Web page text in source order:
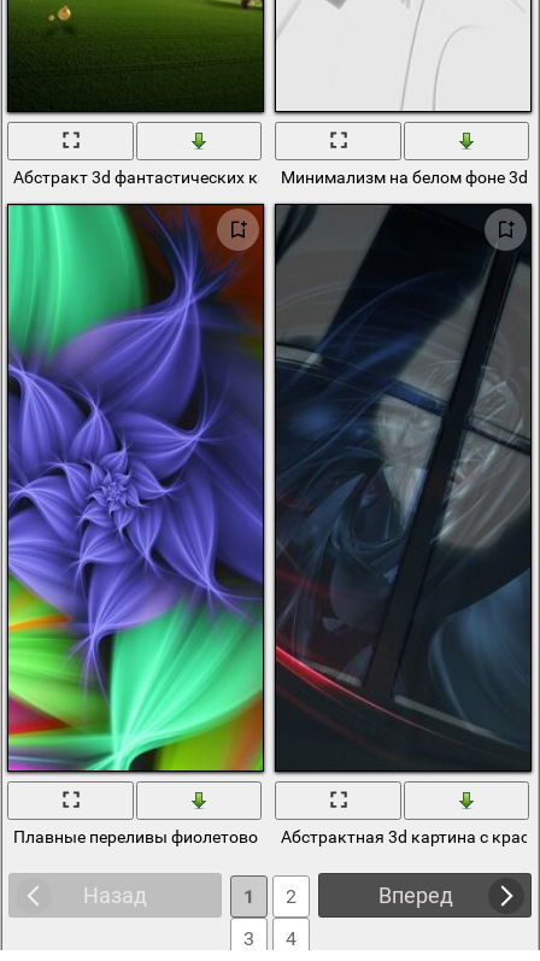
Абстракт 3d фантастических караблейМинимализм на белом фоне 3d
Плавные переливы фиолетового цвета в 3dАбстрактная 3d картина с
Назад Вперед
1
2
3
4